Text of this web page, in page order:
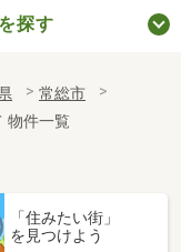
探す
常総市
物件一覧
「住みたい街」
を見つけよう